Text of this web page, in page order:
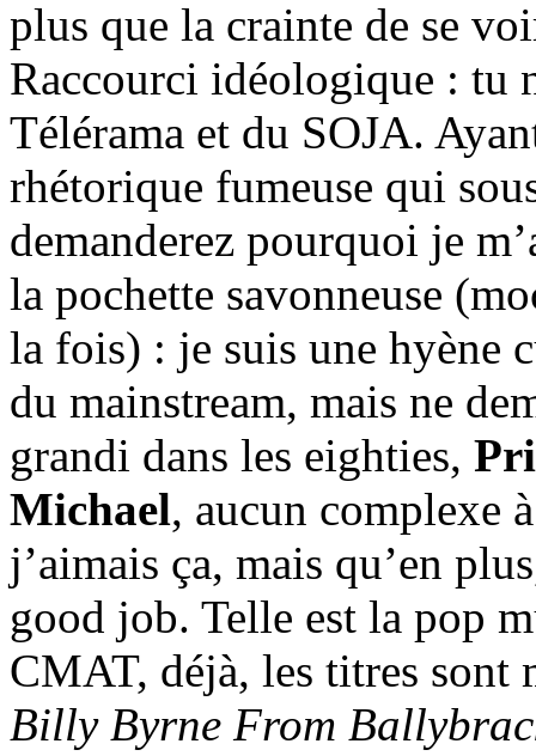
plus que la crainte de se
Raccourci idéologique : tu
Télérama et du SOJA.
rhétorique fumeuse qui
demanderez pourquoi je
la pochette savonneuse
la fois) : je suis une hyène
du mainstream, mais ne
grandi dans les eighties,
Michael, aucun complexe
j’aimais ça, mais qu’en
good job. Telle est la pop
CMAT, déjà, les titres sont
Billy Byrne From